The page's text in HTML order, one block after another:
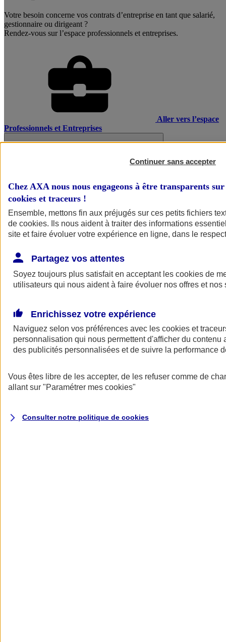
Votre besoin concerne vos contrats d’entreprise en tant que salarié,
gestionnaire ou dirigeant ?
Rendez-vous sur l’espace professionnels et entreprises.
Aller vers l’espace
Professionnels et Entreprises
AXA Assurance
Continuer sans accepter
Chez AXA nous nous engageons à être transparents
cookies et traceurs !
Ensemble, mettons fin aux préjugés sur ces petits fichiers
de cookies. Ils nous aident à traiter des informations
site et faire évoluer votre expérience en ligne, dans le
Partagez vos attentes
Soyez toujours plus satisfait en acceptant les cookies de
utilisateurs qui nous aident à faire évoluer nos offres et nos
Enrichissez votre expérience
Naviguez selon vos préférences avec les cookies et
personnalisation qui nous permettent d'afficher du contenu
des publicités personnalisées et de suivre la performance
Vous êtes libre de les accepter, de les refuser comme de
allant sur "Paramétrer mes cookies"
Consulter notre politique de cookies